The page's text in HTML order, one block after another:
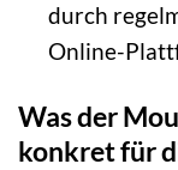
durch
Online-
Was der
konkret für